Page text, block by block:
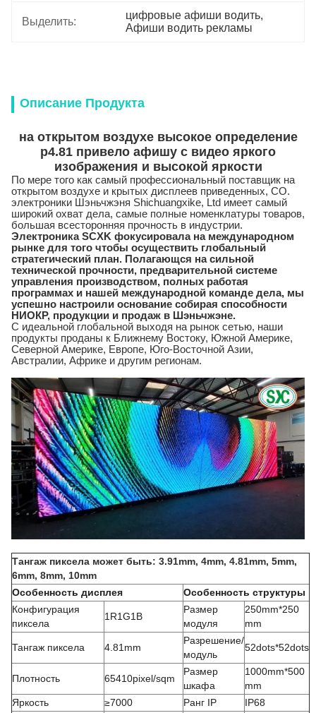
Выделить:
цифровые афиши водить,
Афиши водить рекламы
Описание Продукта
на открытом воздухе высокое определение
p4.81 привело афишу с видео яркого
изображения и высокой яркости
По мере того как самый профессиональный поставщик на
открытом воздухе и крытых дисплеев приведенных, CO.
электроники Шэньчжэня Shichuangxike, Ltd имеет самый
широкий охват дела, самые полные номенклатуры товаров,
большая всесторонняя прочность в индустрии.
Электроника SCXK фокусировала на международном
рынке для того чтобы осуществить глобальный
стратегический план. Полагающся на сильной
технической прочности, предварительной системе
управления производством, полных работая
программах и нашей международной команде дела, мы
успешно настроили основание собирая способности
НИОКР, продукции и продаж в Шэньчжэне.
С идеальной глобальной выходя на рынок сетью, наши
продукты проданы к Ближнему Востоку, Южной Америке,
Северной Америке, Европе, Юго-Восточной Азии,
Австралии, Африке и другим регионам.
Тангаж пиксела может быть: 3.91mm, 4mm, 4.81mm, 5mm,
6mm, 8mm, 10mm
Особенность дисплея
Особенность структуры
Конфигурация
пиксела
1R1G1B
Размер
модуля
250mm*250
mm
Тангаж пиксела 4.81mm
Разрешение/
модуль
52dots*52dots
Плотность 65410pixel/sqm
Размер
шкафа
1000mm*500
mm
Яркость
≥7000 Ранг IP IP68